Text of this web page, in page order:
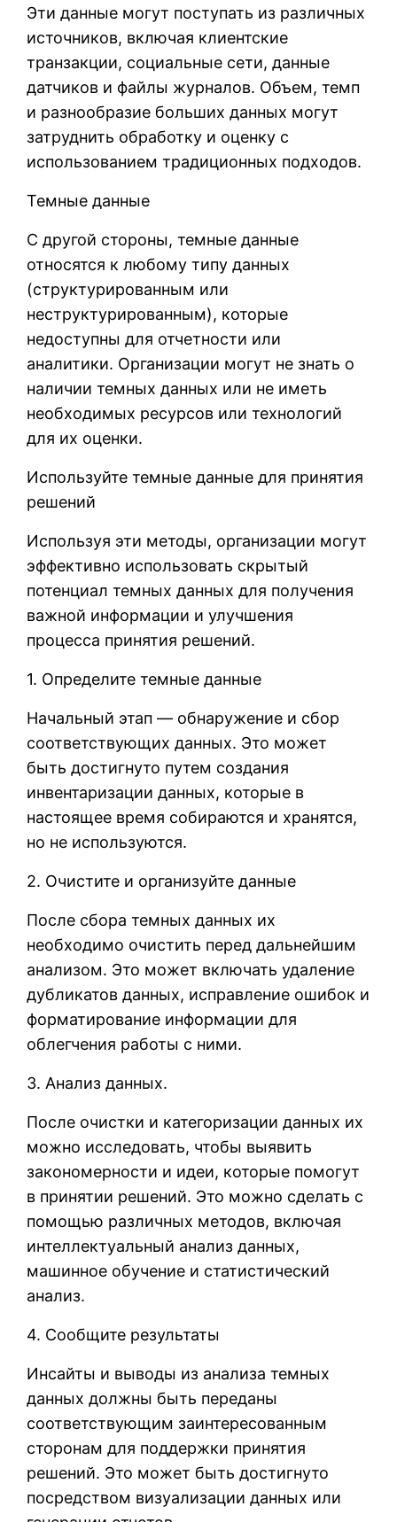
Эти данные могут поступать из различных
источников, включая клиентские
транзакции, социальные сети, данные
датчиков и файлы журналов. Объем, темп
и разнообразие больших данных могут
затруднить обработку и оценку с
использованием традиционных подходов.
Темные данные
С другой стороны, темные данные
относятся к любому типу данных
(структурированным или
неструктурированным), которые
недоступны для отчетности или
аналитики. Организации могут не знать о
наличии темных данных или не иметь
необходимых ресурсов или технологий
для их оценки.
Используйте темные данные для принятия
решений
Используя эти методы, организации могут
эффективно использовать скрытый
потенциал темных данных для получения
важной информации и улучшения
процесса принятия решений.
1. Определите темные данные
Начальный этап — обнаружение и сбор
соответствующих данных. Это может
быть достигнуто путем создания
инвентаризации данных, которые в
настоящее время собираются и хранятся,
но не используются.
2. Очистите и организуйте данные
После сбора темных данных их
необходимо очистить перед дальнейшим
анализом. Это может включать удаление
дубликатов данных, исправление ошибок и
форматирование информации для
облегчения работы с ними.
3. Анализ данных.
После очистки и категоризации данных их
можно исследовать, чтобы выявить
закономерности и идеи, которые помогут
в принятии решений. Это можно сделать с
помощью различных методов, включая
интеллектуальный анализ данных,
машинное обучение и статистический
анализ.
4. Сообщите результаты
Инсайты и выводы из анализа темных
данных должны быть переданы
соответствующим заинтересованным
сторонам для поддержки принятия
решений. Это может быть достигнуто
посредством визуализации данных или